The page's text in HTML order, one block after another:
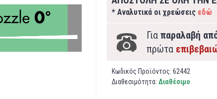
* Αναλυτικά οι χρεώσεις εδώ
Για παραλαβή
πρώτα
Κωδικός Προϊόντος: 62442
Διαθεσιμότητα: Διαθέσιμο